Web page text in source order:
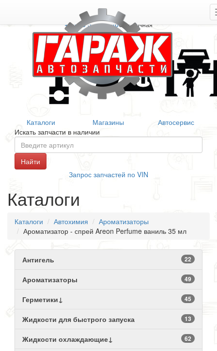
+7 906 377 46 46Справочная
Каталоги Магазины
Автосервис
Искать запчасти в наличии
Запрос запчастей по VIN
Каталоги
Каталоги Автохимия
Ароматизаторы
Ароматизатор - спрей Areon Perfume ваниль 35 мл
Антигель 22
Ароматизаторы 49
Герметики↓ 45
Жидкости для быстрого запуска 13
Жидкости охлаждающие↓ 62